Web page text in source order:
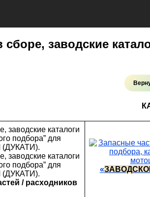
заводские
/ расходников
«